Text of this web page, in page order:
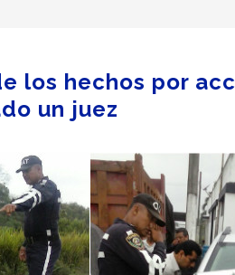
los hechos por
un juez